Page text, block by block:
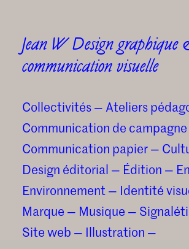
Jean W Design
communication visuelle
Collectivités— Ateliers
Communication de campagne
Communication papier—
Design éditorial — Édition —
Environnement — Identité
Marque — Musique —
Site web — Illustration —